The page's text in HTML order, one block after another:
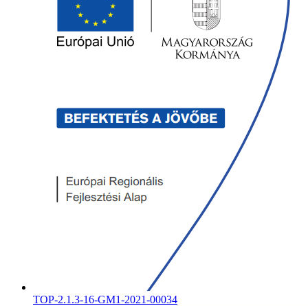
TOP-2.1.3-16-GM1-2021-00034